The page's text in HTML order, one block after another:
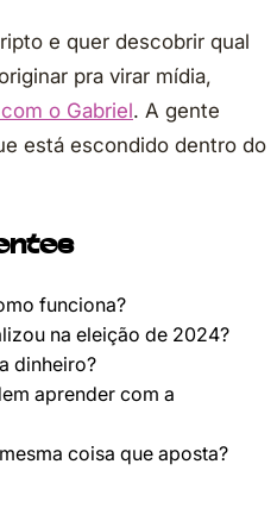
e quer descobrir qual
pra virar mídia,
o Gabriel. A gente
está escondido dentro do
funciona?
na eleição de 2024?
dinheiro?
aprender com a
coisa que aposta?